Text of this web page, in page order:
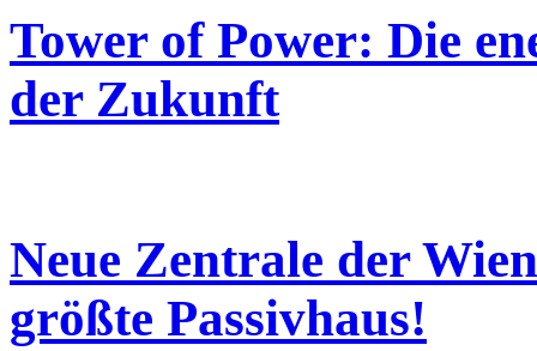
Tower of Power: Die
der Zukunft
Neue Zentrale der
größte Passivhaus!